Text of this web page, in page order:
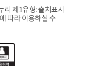
제1유형: 출처표시
따라 이용하실 수